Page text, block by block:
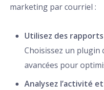
marketing par courriel :
Utilisez des
Choisissez un plugin
avancées pour
Analysez l’activité